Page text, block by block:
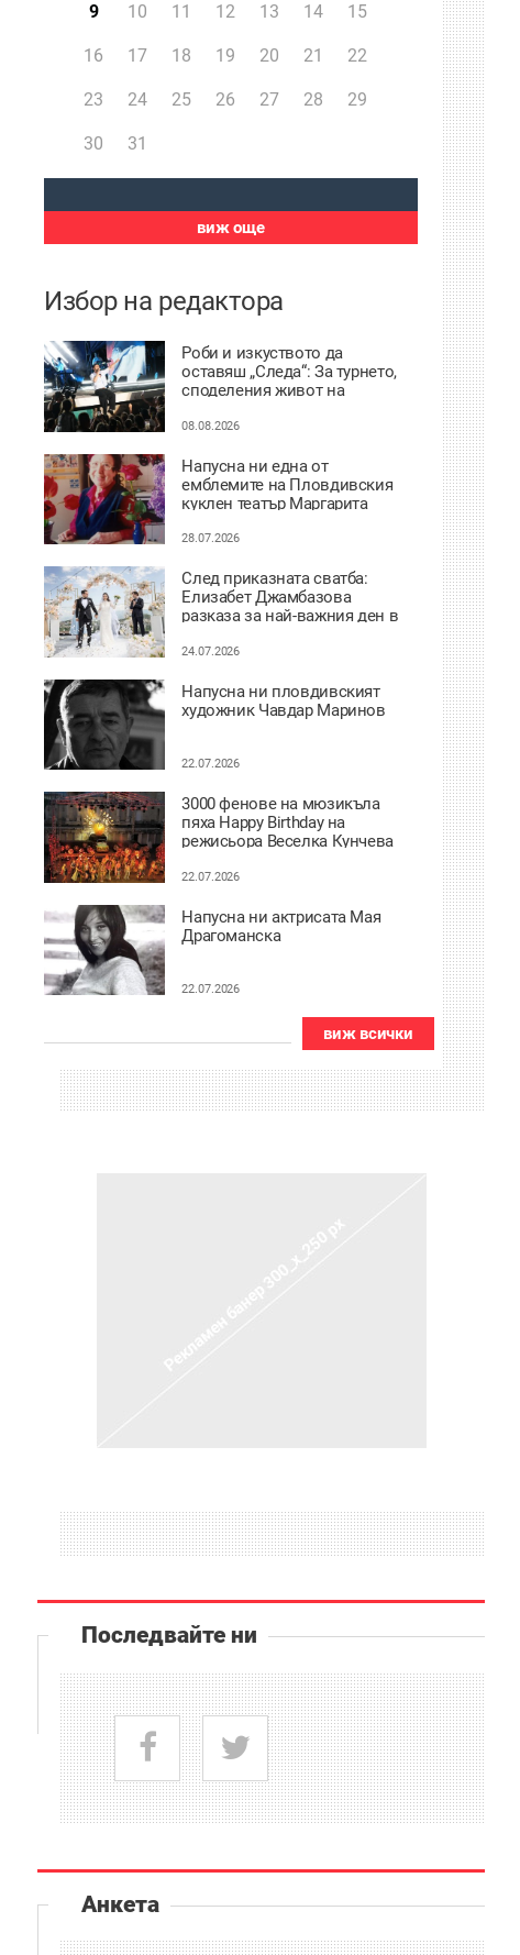
9 10 11 12 13 14 15
16 17 18 19 20 21 22
23 24 25 26 27 28 29
30 31
виж още
Избор на редактора
Роби и изкуството да
оставяш „Следа“: За турнето,
споделения живот на
интелект
08.08.2026
Напусна ни една от
емблемите на Пловдивския
куклен театър Маргарита
28.07.2026
След приказната сватба:
Елизабет Джамбазова
разказа за най-важния ден в
24.07.2026
Напусна ни пловдивският
художник Чавдар Маринов
22.07.2026
3000 фенове на мюзикъла
пяха Happy Birthday на
режисьора Веселка Кунчева
22.07.2026
Напусна ни актрисата Мая
Драгоманска
22.07.2026
виж всички
Последвайте ни
Анкета